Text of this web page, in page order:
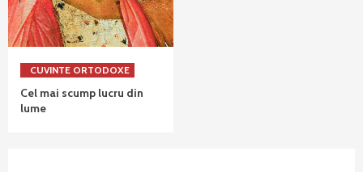
CUVINTE ORTODOXE
Cel mai scump lucru din
lume